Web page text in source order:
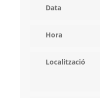
Data
Hora
Localització